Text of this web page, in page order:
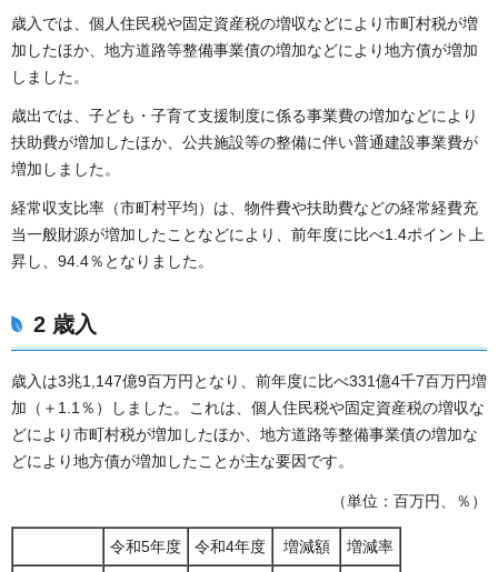
歳入では、個人住民税や固定資産税の増収などにより市町村税が増
加したほか、地方道路等整備事業債の増加などにより地方債が増加
しました。
歳出では、子ども・子育て支援制度に係る事業費の増加などにより
扶助費が増加したほか、公共施設等の整備に伴い普通建設事業費が
増加しました。
経常収支比率（市町村平均）は、物件費や扶助費などの経常経費充
当一般財源が増加したことなどにより、前年度に比べ1.4ポイント上
昇し、94.4％となりました。
2 歳入
歳入は3兆1,147億9百万円となり、前年度に比べ331億4千7百万円増
加（＋1.1％）しました。これは、個人住民税や固定資産税の増収な
どにより市町村税が増加したほか、地方道路等整備事業債の増加な
どにより地方債が増加したことが主な要因です。
（単位：百万円、％）
令和5年度 令和4年度 増減額 増減率